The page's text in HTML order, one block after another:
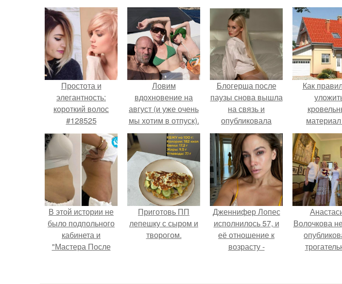
Простота и
элегантность:
короткий волос
#128525
Ловим
вдохновение на
август (и уже очень
мы хотим в отпуск).
Блогерша после
паузы снова вышла
на связь и
опубликовала
свежую серию
кадров из спальни.
Как
мансардную
В этой истории не
было подпольного
кабинета и
"Мастера После
Приготовь ПП
лепешку с сыром и
творогом.
Дженнифер Лопес
исполнилось 57, и
её отношение к
возрасту -
уверенности: "не
Волочкова
которой